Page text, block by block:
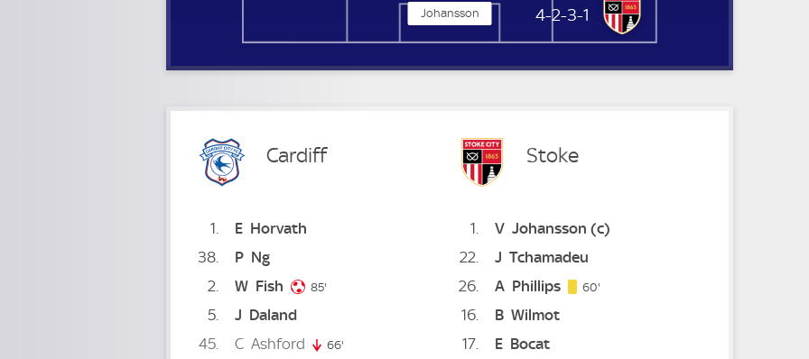
Stoke City
4-2-3-1
Johansson
Cardiff
1 E Horvath
38
P Ng
2
W Fish 85'
5 J Daland
45
C Ashford 66'
Stoke
1 V Johansson (c)
22
J Tchamadeu
26
A Phillips 60'
16 B Wilmot
17
E Bocat